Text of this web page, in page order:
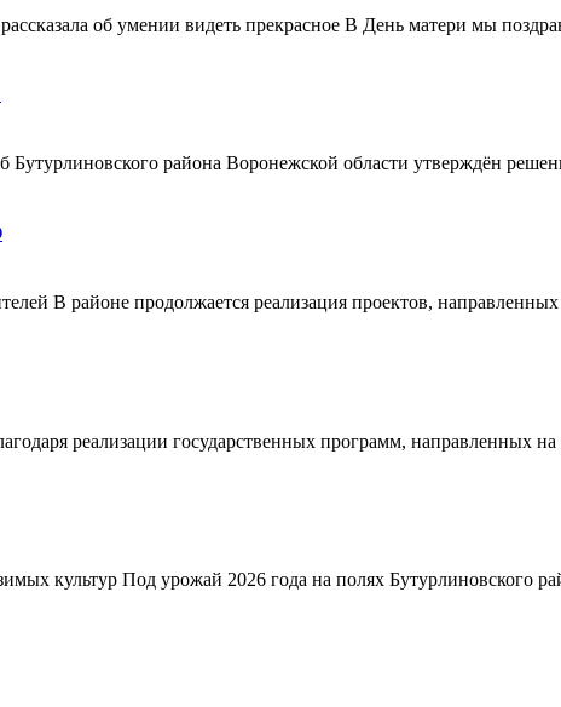
об умении видеть прекрасное В День матери мы
Бутурлиновского района Воронежской области утверждён
В районе продолжается реализация проектов,
реализации государственных программ, направленных
культур Под урожай 2026 года на полях Бутурлиновского